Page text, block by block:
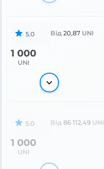
5.0 Від 20,87 UNI
1 000
UNI
5.0 Від 86 112,49 UNI
1 000
UNI